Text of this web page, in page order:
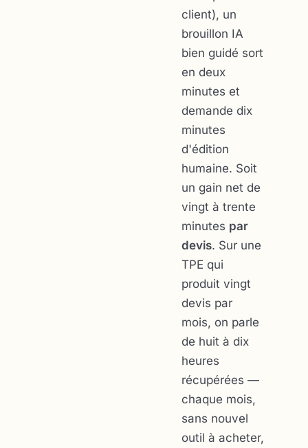
client), un
brouillon IA
bien guidé sort
en deux
minutes et
demande dix
minutes
d'édition
humaine. Soit
un gain net de
vingt à trente
minutes par
devis. Sur une
TPE qui
produit vingt
devis par
mois, on parle
de huit à dix
heures
récupérées —
chaque mois,
sans nouvel
outil à acheter,